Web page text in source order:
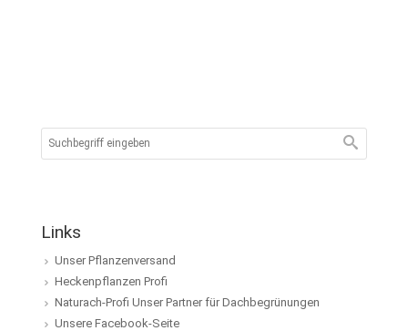
Links
Unser Pflanzenversand
Heckenpflanzen Profi
Naturach-Profi Unser Partner für Dachbegrünungen
Unsere Facebook-Seite